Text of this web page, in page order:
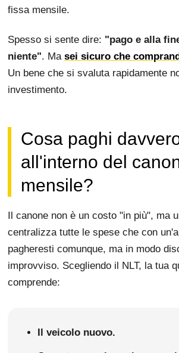
fissa mensile.
Spesso si sente dire: "pago e alla
niente". Ma sei sicuro che
Un bene che si svaluta rapidamente
investimento.
Cosa paghi
all'interno del
mensile?
Il canone non è un costo "in più", ma
centralizza tutte le spese che con
pagheresti comunque, ma in modo
improvviso. Scegliendo il NLT, la tua
comprende:
Il veicolo nuovo.